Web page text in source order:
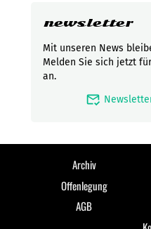
newsletter
Mit unseren News
Melden Sie sich jetzt
an.
mark_email_read
Archiv
Offenlegung
AGB